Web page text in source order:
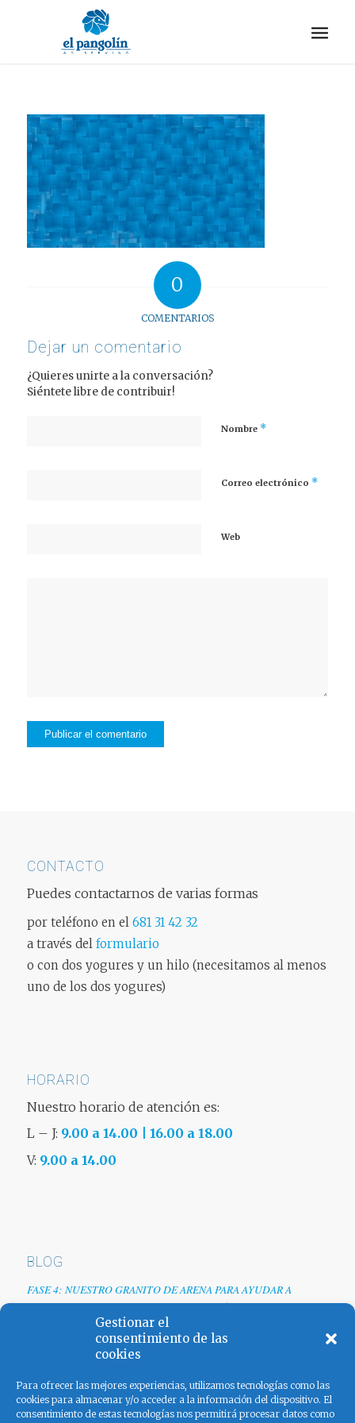
Gestionar el
consentimiento de las
cookies
Para ofrecer las mejores experiencias, utilizamos tecnologías como las
cookies para almacenar y/o acceder a la información del dispositivo. El
consentimiento de estas tecnologías nos permitirá procesar datos como
0
COMENTARIOS
Dejar un comentario
¿Quieres unirte a la conversación?
Siéntete libre de contribuir!
Nombre *
Correo electrónico *
Web
CONTACTO
Puedes contactarnos de varias formas
por teléfono en el 681 31 42 32
a través del formulario
o con dos yogures y un hilo (necesitamos al menos
uno de los dos yogures)
HORARIO
Nuestro horario de atención es:
L – J: 9.00 a 14.00 | 16.00 a 18.00
V: 9.00 a 14.00
BLOG
FASE 4: NUESTRO GRANITO DE ARENA PARA AYUDAR A
EMPRESAS TRAS LA CRISIS DEL COVID-19
Renovamos web